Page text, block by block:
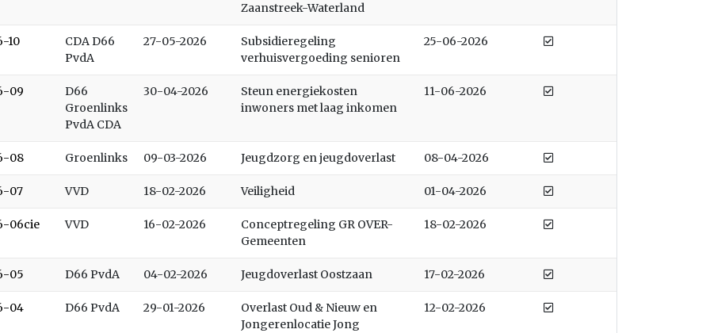
Zaanstreek-Waterland
10
CDA D66
PvdA
27-05-2026
Subsidieregeling
verhuisvergoeding senioren
25-06-2026 Afgedaan
09
D66
Groenlinks
PvdA CDA
30-04-2026
Steun energiekosten
inwoners met laag inkomen
11-06-2026 Afgedaan
08 Groenlinks 09-03-2026 Jeugdzorg en jeugdoverlast 08-04-2026 Afgedaan
07 VVD 18-02-2026 Veiligheid 01-04-2026 Afgedaan
06cie VVD 16-02-2026
Conceptregeling GR OVER-
Gemeenten
18-02-2026 Afgedaan
05 D66 PvdA 04-02-2026 Jeugdoverlast Oostzaan 17-02-2026 Afgedaan
04 D66 PvdA 29-01-2026
Overlast Oud & Nieuw en
Jongerenlocatie Jong
12-02-2026 Afgedaan